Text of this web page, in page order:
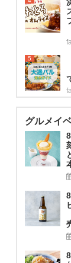
5
グルメイ